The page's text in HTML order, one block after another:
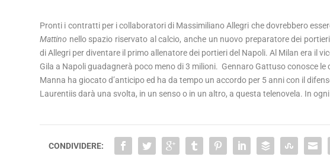
Pronti i contratti per i collaboratori di Massimiliano Allegri che dovrebbero
Mattino nello spazio riservato al calcio, anche un nuovo preparatore dei
di Allegri per diventare il primo allenatore dei portieri del Napoli. Al Milan era il
Gila a Napoli guadagnerà poco meno di 3 milioni. Gennaro Gattuso conosce
Manna ha giocato d’anticipo ed ha da tempo un accordo per 5 anni con il
Laurentiis darà una svolta, in un senso o in un altro, a questa telenovela. In
CONDIVIDERE: